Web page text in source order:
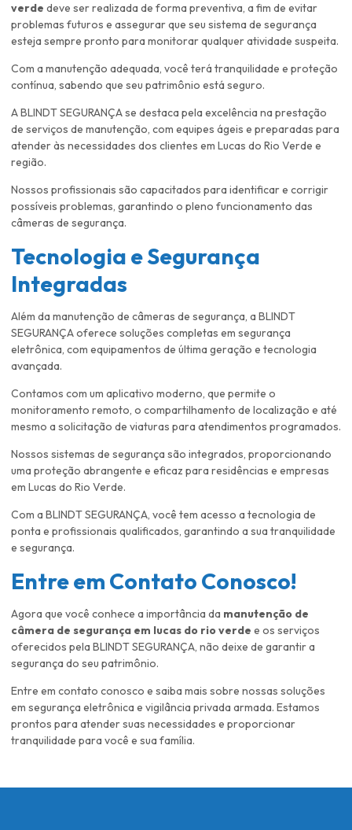
verde deve ser realizada de forma preventiva, a fim de evitar
problemas futuros e assegurar que seu sistema de segurança
esteja sempre pronto para monitorar qualquer atividade suspeita.
Com a manutenção adequada, você terá tranquilidade e proteção
contínua, sabendo que seu patrimônio está seguro.
A BLINDT SEGURANÇA se destaca pela excelência na prestação
de serviços de manutenção, com equipes ágeis e preparadas para
atender às necessidades dos clientes em Lucas do Rio Verde e
região.
Nossos profissionais são capacitados para identificar e corrigir
possíveis problemas, garantindo o pleno funcionamento das
câmeras de segurança.
Tecnologia e Segurança
Integradas
Além da manutenção de câmeras de segurança, a BLINDT
SEGURANÇA oferece soluções completas em segurança
eletrônica, com equipamentos de última geração e tecnologia
avançada.
Contamos com um aplicativo moderno, que permite o
monitoramento remoto, o compartilhamento de localização e até
mesmo a solicitação de viaturas para atendimentos programados.
Nossos sistemas de segurança são integrados, proporcionando
uma proteção abrangente e eficaz para residências e empresas
em Lucas do Rio Verde.
Com a BLINDT SEGURANÇA, você tem acesso a tecnologia de
ponta e profissionais qualificados, garantindo a sua tranquilidade
e segurança.
Entre em Contato Conosco!
Agora que você conhece a importância da manutenção de
câmera de segurança em lucas do rio verde e os serviços
oferecidos pela BLINDT SEGURANÇA, não deixe de garantir a
segurança do seu patrimônio.
Entre em contato conosco e saiba mais sobre nossas soluções
em segurança eletrônica e vigilância privada armada. Estamos
prontos para atender suas necessidades e proporcionar
tranquilidade para você e sua família.